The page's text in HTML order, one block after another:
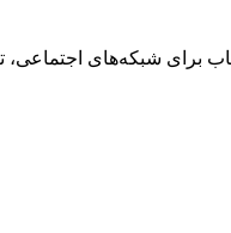
برای شبکه‌های اجتماعی،